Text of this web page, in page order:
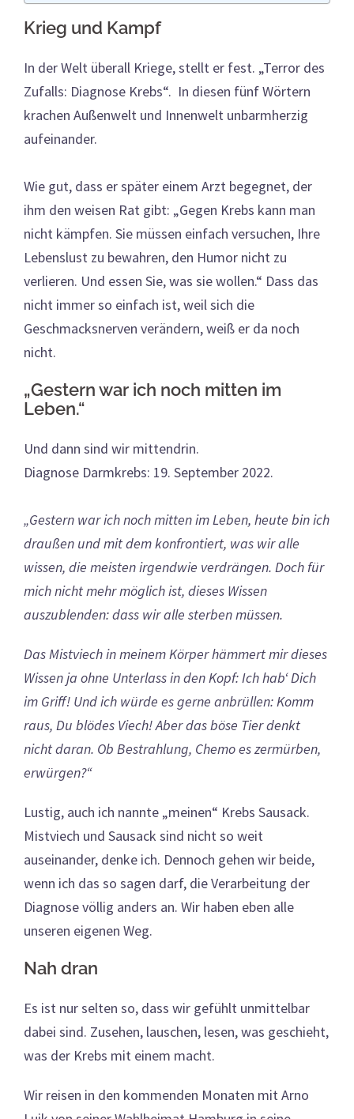
Krieg und Kampf
In der Welt überall Kriege, stellt er fest. „Terror des
Zufalls: Diagnose Krebs“. In diesen fünf Wörtern
krachen Außenwelt und Innenwelt unbarmherzig
aufeinander.
Wie gut, dass er später einem Arzt begegnet, der
ihm den weisen Rat gibt: „Gegen Krebs kann man
nicht kämpfen. Sie müssen einfach versuchen, Ihre
Lebenslust zu bewahren, den Humor nicht zu
verlieren. Und essen Sie, was sie wollen.“ Dass das
nicht immer so einfach ist, weil sich die
Geschmacksnerven verändern, weiß er da noch
nicht.
„Gestern war ich noch mitten im
Leben.“
Und dann sind wir mittendrin.
Diagnose Darmkrebs: 19. September 2022.
„Gestern war ich noch mitten im Leben, heute bin ich
draußen und mit dem konfrontiert, was wir alle
wissen, die meisten irgendwie verdrängen. Doch für
mich nicht mehr möglich ist, dieses Wissen
auszublenden: dass wir alle sterben müssen.
Das Mistviech in meinem Körper hämmert mir dieses
Wissen ja ohne Unterlass in den Kopf: Ich hab‘ Dich
im Griff! Und ich würde es gerne anbrüllen: Komm
raus, Du blödes Viech! Aber das böse Tier denkt
nicht daran. Ob Bestrahlung, Chemo es zermürben,
erwürgen?“
Lustig, auch ich nannte „meinen“ Krebs Sausack.
Mistviech und Sausack sind nicht so weit
auseinander, denke ich. Dennoch gehen wir beide,
wenn ich das so sagen darf, die Verarbeitung der
Diagnose völlig anders an. Wir haben eben alle
unseren eigenen Weg.
Nah dran
Es ist nur selten so, dass wir gefühlt unmittelbar
dabei sind. Zusehen, lauschen, lesen, was geschieht,
was der Krebs mit einem macht.
Wir reisen in den kommenden Monaten mit Arno